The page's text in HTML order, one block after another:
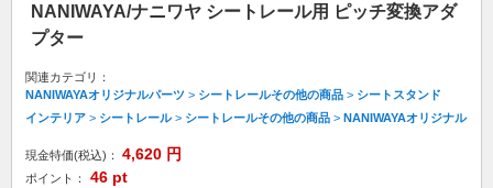
NANIWAYA/ナニワヤ シートレール用 ピッチ変換アダ
プター
関連カテゴリ：
NANIWAYAオリジナルパーツ > シートレールその他の商品 > シートスタンド
インテリア > シートレール> シートレールその他の商品 > NANIWAYAオリジナル
現金特価(税込)： 4,620 円
ポイント： 46 pt